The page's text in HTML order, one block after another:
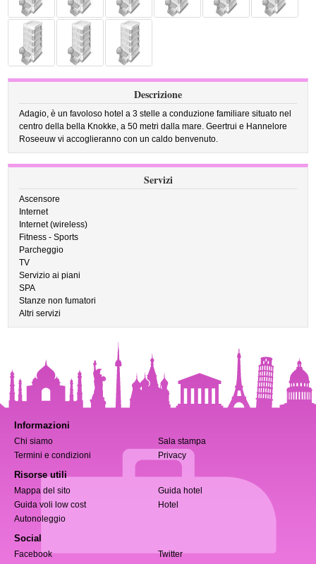
Descrizione
Adagio, è un favoloso hotel a 3 stelle a conduzione familiare situato nel
centro della bella Knokke, a 50 metri dalla mare. Geertrui e Hannelore
Roseeuw vi accoglieranno con un caldo benvenuto.
Servizi
Ascensore
Internet
Internet (wireless)
Fitness - Sports
Parcheggio
TV
Servizio ai piani
SPA
Stanze non fumatori
Altri servizi
Informazioni
Chi siamo
Sala stampa
Termini e condizioni
Privacy
Risorse utili
Mappa del sito
Guida hotel
Guida voli low cost
Hotel
Autonoleggio
Social
Facebook
Twitter